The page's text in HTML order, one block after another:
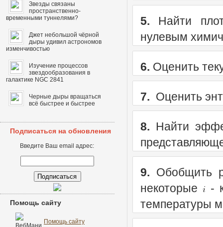
5. Найти
нулевым
6. Оценить
7. Оценить
8. Найти
9. Обобщить
некоторые
-
температуры
Звезды связаны
пространственно-
временными туннелями?
Джет небольшой чёрной
дыры удивил астрономов
изменчивостью
Изучение процессов
звездообразования в
галактике NGC 2841
Черные дыры вращаться
всё быстрее и быстрее
Подписаться на обновления
Введите Ваш email адрес:
Помощь сайту
Помощь сайту